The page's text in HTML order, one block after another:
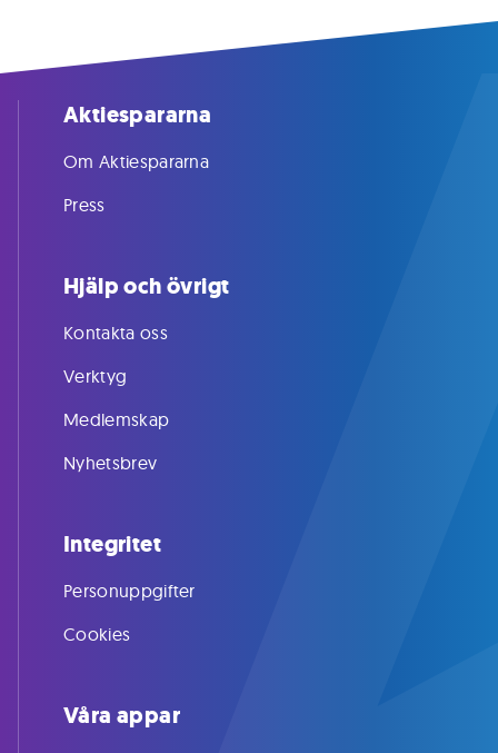
Aktiespararna
Om Aktiespararna
Press
Hjälp och övrigt
Kontakta oss
Verktyg
Medlemskap
Nyhetsbrev
Integritet
Personuppgifter
Cookies
Våra appar